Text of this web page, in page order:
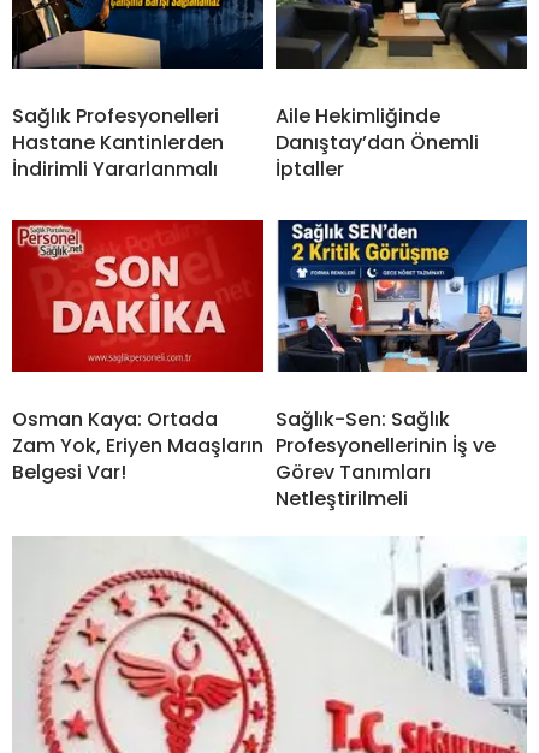
Sağlık Profesyonelleri
Hastane Kantinlerden
İndirimli Yararlanmalı
Aile Hekimliğinde
Danıştay’dan Önemli
İptaller
Osman Kaya: Ortada
Zam Yok, Eriyen Maaşların
Belgesi Var!
Sağlık-Sen: Sağlık
Profesyonellerinin İş ve
Görev Tanımları
Netleştirilmeli